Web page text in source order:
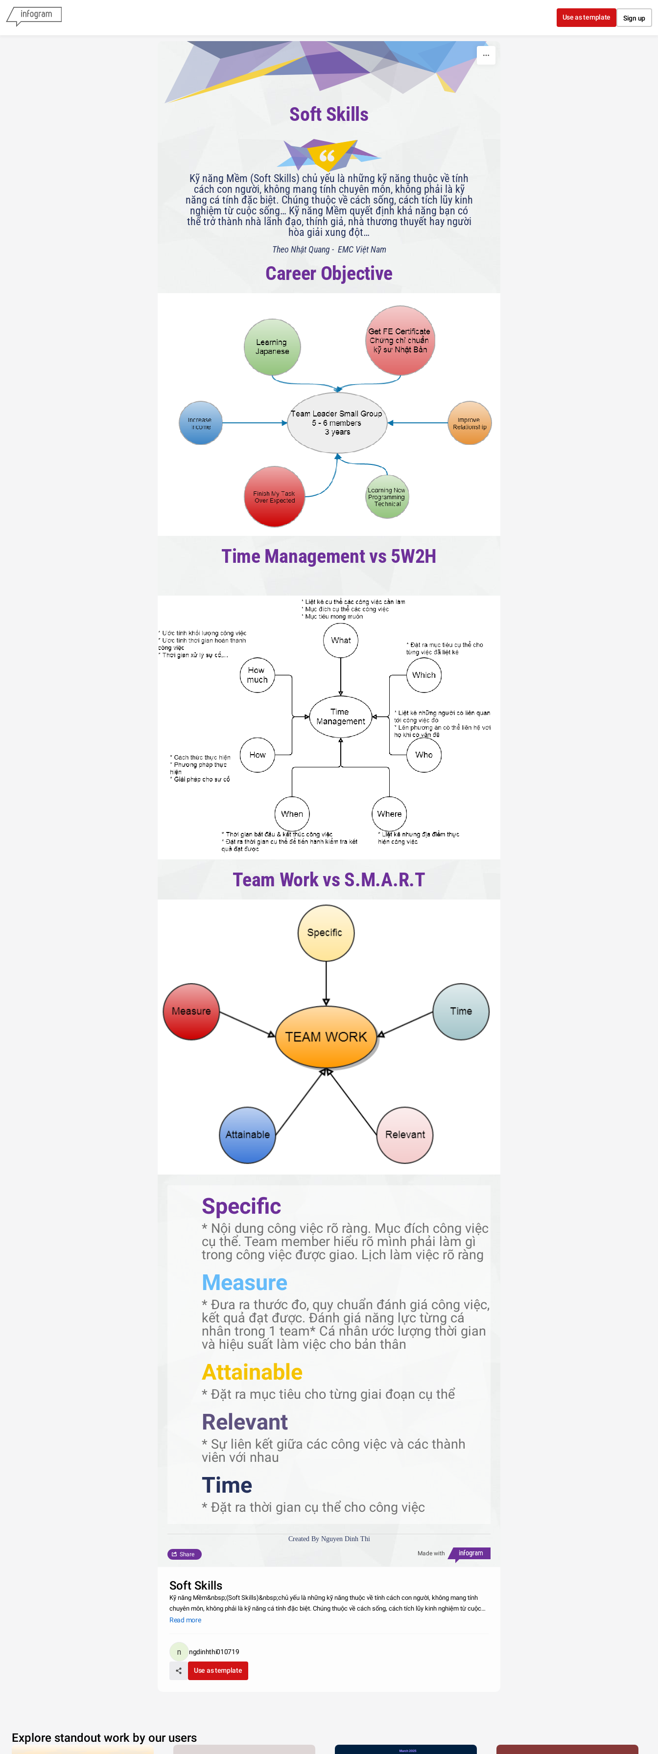
Use as template Sign up
Soft Skills
Kỹ năng Mềm (Soft Skills) chủ yếu là những kỹ năng thuộc về tính
cách con người, không mang tính chuyên môn, không phải là kỹ
năng cá tính đặc biệt. Chúng thuộc về cách sống, cách tích lũy kinh
nghiệm từ cuộc sống… Kỹ năng Mềm quyết định khả năng bạn có
thể trở thành nhà lãnh đạo, thính giả, nhà thương thuyết hay người
hòa giải xung đột…
Theo Nhật Quang - EMC Việt Nam
Career Objective
Time Management vs 5W2H
Team Work vs S.M.A.R.T
Specific
* Nội dung công việc rõ ràng. Mục đích công việc
cụ thể. Team member hiểu rõ mình phải làm gì
trong công việc được giao. Lịch làm việc rõ ràng
Measure
* Đưa ra thước đo, quy chuẩn đánh giá công việc,
kết quả đạt được. Đánh giá năng lực từng cá
nhân trong 1 team* Cá nhân ước lượng thời gian
và hiệu suất làm việc cho bản thân
Attainable
* Đặt ra mục tiêu cho từng giai đoạn cụ thể
Relevant
* Sự liên kết giữa các công việc và các thành
viên với nhau
Time
* Đặt ra thời gian cụ thể cho công việc
Created By Nguyen Dinh Thi
Made with
Share
Soft Skills
Kỹ năng Mềm&nbsp;(Soft Skills)&nbsp;chủ yếu là những kỹ năng thuộc về tính cách con người, không mang tính
chuyên môn, không phải là kỹ năng cá tính đặc biệt. Chúng thuộc về cách sống, cách tích lũy kinh nghiệm từ cuộc
sống…&nbsp;Kỹ năng Mềm&nbsp;quyết đị
Read more
ngdinhthi010719
Use as template
Explore standout work by our users